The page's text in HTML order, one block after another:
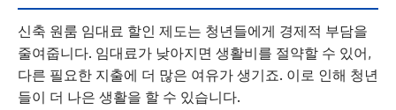
신축 원룸 임대료 할인 제도는 청년들에게 경제적 부담을
줄여줍니다. 임대료가 낮아지면 생활비를 절약할 수 있어,
다른 필요한 지출에 더 많은 여유가 생기죠. 이로 인해 청년
들이 더 나은 생활을 할 수 있습니다.